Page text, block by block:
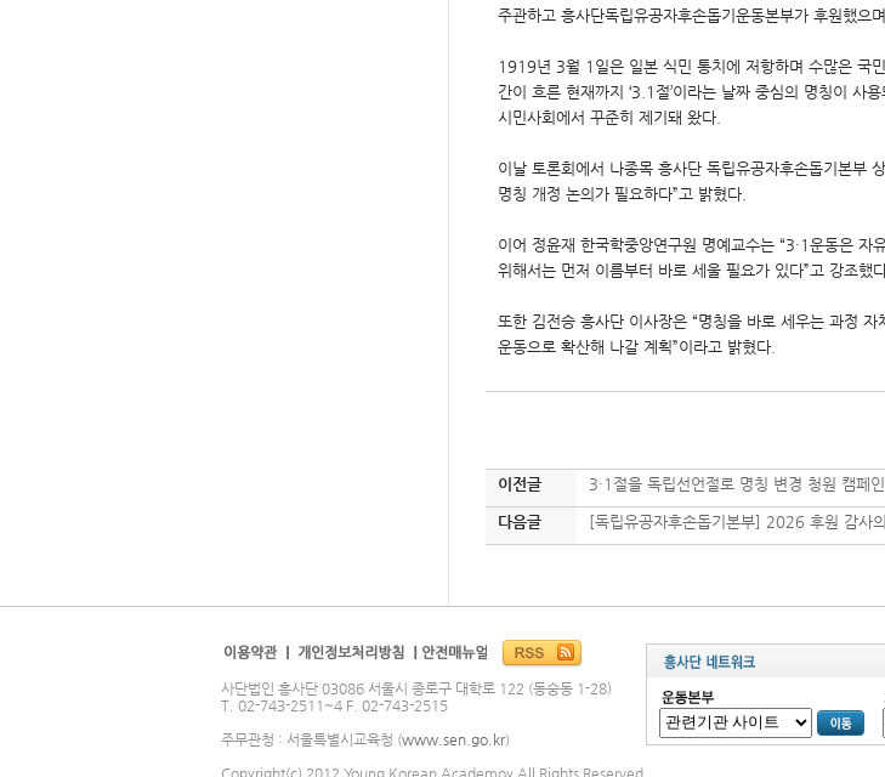
주관하고 흥사단독립유공자후손돕기운동본부가 후원했으며,
1919년 3월 1일은 일본 식민 통치에 저항하며 수많은 국
간이 흐른 현재까지 ‘3.1절’이라는 날짜 중심의 명칭이 사
시민사회에서 꾸준히 제기돼 왔다.
이날 토론회에서 나종목흥사단 독립유공자후손돕기본부
명칭 개정 논의가 필요하다”고 밝혔다.
이어 정윤재 한국학중앙연구원 명예교수는 “3·1운동은 자
위해서는 먼저 이름부터 바로 세울 필요가 있다”고 강조했
또한 김전승흥사단 이사장은 “명칭을 바로 세우는 과정 자
운동으로 확산해 나갈 계획”이라고 밝혔다.
이전글 3·1절을 독립선언절로 명칭 변경 청원 캠페
다음글 [독립유공자후손돕기본부] 2026 후원 감사
사단법인 흥사단 03086 서울시 종로구 대학로 122 (동숭동 1-28)
T. 02-743-2511~4 F. 02-743-2515
주무관청 : 서울특별시교육청 (www.sen.go.kr)
Copyright(c) 2012 Young Korean Academoy All Rights Reserved.